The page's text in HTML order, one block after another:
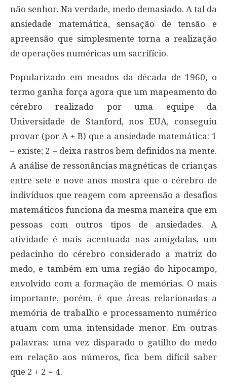
não senhor. Na verdade, medo demasiado. A tal da
ansiedade matemática, sensação de tensão e
apreensão que simplesmente torna a realização
de operações numéricas um sacrifício.
Popularizado em meados da década de 1960, o
termo ganha força agora que um mapeamento do
cérebro realizado por uma equipe da
Universidade de Stanford, nos EUA, conseguiu
provar (por A + B) que a ansiedade matemática: 1
– existe; 2 – deixa rastros bem definidos na mente.
A análise de ressonâncias magnéticas de crianças
entre sete e nove anos mostra que o cérebro de
indivíduos que reagem com apreensão a desafios
matemáticos funciona da mesma maneira que em
pessoas com outros tipos de ansiedades. A
atividade é mais acentuada nas amígdalas, um
pedacinho do cérebro considerado a matriz do
medo, e também em uma região do hipocampo,
envolvido com a formação de memórias. O mais
importante, porém, é que áreas relacionadas a
memória de trabalho e processamento numérico
atuam com uma intensidade menor. Em outras
palavras: uma vez disparado o gatilho do medo
em relação aos números, fica bem difícil saber
que 2 + 2 = 4.